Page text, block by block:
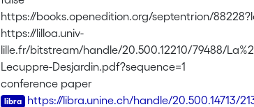
https://books.openedition.org/septentrion/
https://lilloa.univ-
lille.fr/bitstream/handle/20.500.12210/79488/
Lecuppre-Desjardin.pdf?sequence=1
conference paper
https://libra.unine.ch/handle/20.500.14713/